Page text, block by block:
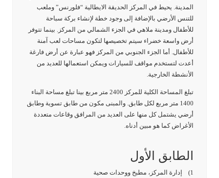
المدينة. يحيط في المركز الحديقة الايطالية “فلورنس” وملعب
للتنس الأرضي بالإضافة إلى وجود خطة لإنشاء بركة سباحة
للأطفال ومدينة ملاهي في الجزء الشمالي من المركز. بينما تتوفر
أرض واسعة خضراء سيتم تخصيصها لتكون مساحات لعب آمنة
للأطفال. أما الجزء الجنوبي من المركز فهو عبارة عن أرض فارغة
أعدت لتستخدم مواقف للسيارات ويمكن استعمالها للعديد من
الأنشطة الخارجية.
تبلغ المساحة الكلية للمركز 2400 متر مربع بينا تبلغ مساحة البناء
1400 متر مربع لكل طابق. والمبنى مكون من طابق تسوية وطابق
أرضي يشتمل كل منها على العديد من المرافق وقاعات متعددة
الأغراض كما هو مبين أدناه.
الطابق الأول
1) إدارة المركز، مطبخ ووحدات صحية